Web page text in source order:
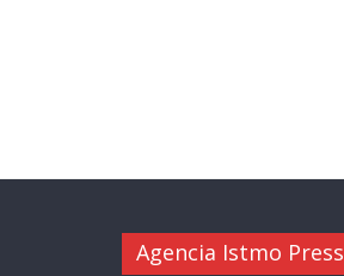
Agencia Istmo Press